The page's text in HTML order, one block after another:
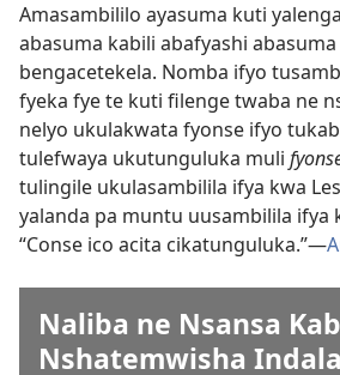
Amasambililo ayasuma kuti
abasuma kabili abafyashi
bengacetekela. Nomba ifyo
fyeka fye te kuti filenge twaba ne
nelyo ukulakwata fyonse ifyo
tulefwaya ukutunguluka muli
tulingile ukulasambilila ifya kwa
yalanda pa muntu uusambilila ifya
“Conse ico acita cikatunguluka.”—
Naliba ne Nsansa
Nshatemwisha